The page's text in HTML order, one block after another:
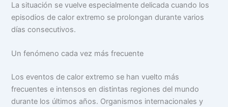
La situación se vuelve especialmente delicada cuando los
episodios de calor extremo se prolongan durante varios
días consecutivos.
Un fenómeno cada vez más frecuente
Los eventos de calor extremo se han vuelto más
frecuentes e intensos en distintas regiones del mundo
durante los últimos años. Organismos internacionales y